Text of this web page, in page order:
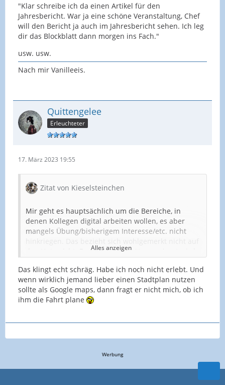
"Klar schreibe ich da einen Artikel für den
Jahresbericht. War ja eine schöne Veranstaltung, Chef
will den Bericht ja auch im Jahresbericht sehen. Ich leg
dir das Blockblatt dann morgen ins Fach."
usw. usw.
Nach mir Vanilleeis.
Quittengelee
Erleuchteter
17. März 2023 19:55
Zitat von Kieselsteinchen
Mir geht es hauptsächlich um die Bereiche, in
denen Kollegen digital arbeiten wollen, es aber
mangels Übung/bisherigem Interesse/etc. nicht
den Unterricht. Dass da Digitalität verweigert wird,
Kollegen.
Auch geht es mir um Bereiche des täglichen
Arbeitslebens, in denen Kollegen basale digitale
Techniken verweigern
machen. Tickets online buchen? Same."
Alles anzeigen
Das klingt echt schräg. Habe ich noch nicht erlebt. Und
wenn wirklich jemand lieber einen Stadtplan nutzen
sollte als Google maps, dann fragt er nicht mich, ob ich
ihm die Fahrt plane
Werbung